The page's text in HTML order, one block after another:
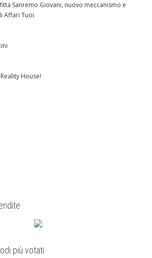
Sanremo Giovani, nuovo meccanismo e
Affari Tuoi
House!
più votati